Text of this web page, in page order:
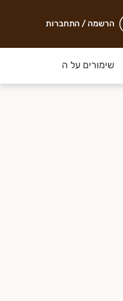
הרשמה / התחברות
שימורים על המדף